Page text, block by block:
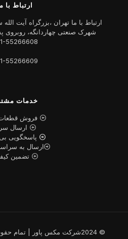
ارتباط با
شهرک صنعتی چهاردانگه، روبروی
55266608
55266609
خدمات
فروش
ارسال
پاسخگویی
ارسال به
تضمین
© 2024شرکت مکس پاور | تمام حقوق محفوظ است